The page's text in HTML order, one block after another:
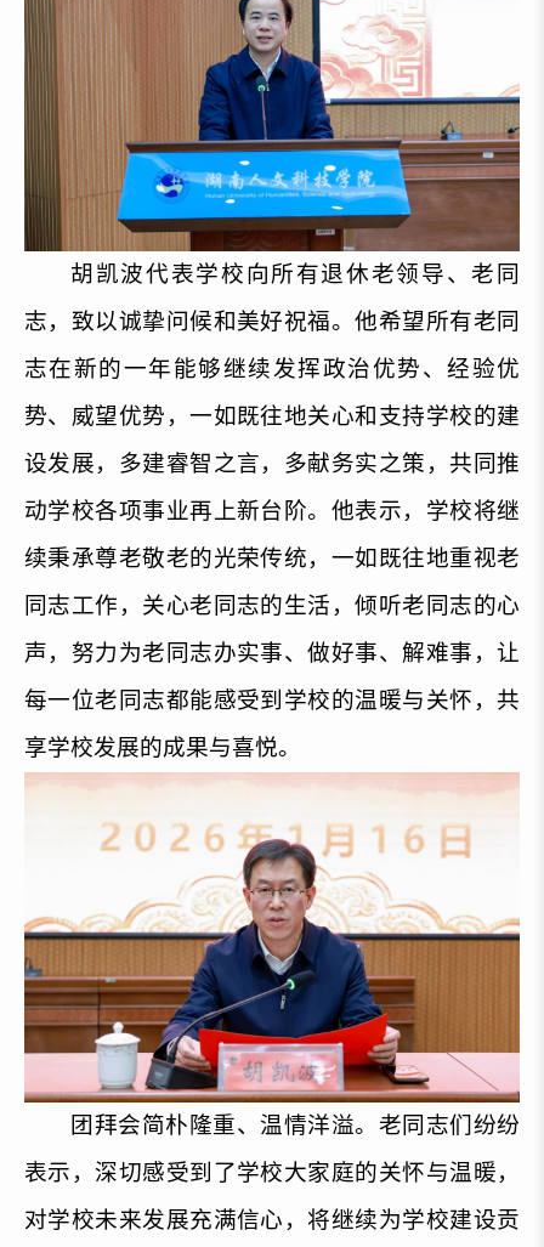
胡凯波代表学校向所有退休老领导、老同
志，致以诚挚问候和美好祝福。他希望所有老同
志在新的一年能够继续发挥政治优势、经验优
势、威望优势，一如既往地关心和支持学校的建
设发展，多建睿智之言，多献务实之策，共同推
动学校各项事业再上新台阶。他表示，学校将继
续秉承尊老敬老的光荣传统，一如既往地重视老
同志工作，关心老同志的生活，倾听老同志的心
声，努力为老同志办实事、做好事、解难事，让
每一位老同志都能感受到学校的温暖与关怀，共
享学校发展的成果与喜悦。
团拜会简朴隆重、温情洋溢。老同志们纷纷
表示，深切感受到了学校大家庭的关怀与温暖，
对学校未来发展充满信心，将继续为学校建设贡